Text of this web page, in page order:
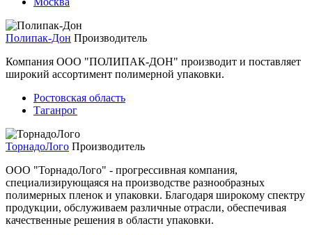
Полипак-Дон Производитель
Компания ООО "ПОЛИПАК-ДОН" производит и поставляет
широкий ассортимент полимерной упаковки.
Ростовская область
Таганрог
ТорнадоЛого Производитель
ООО "ТорнадоЛого" - прогрессивная компания,
специализирующаяся на производстве разнообразных
полимерных пленок и упаковки. Благодаря широкому спектру
продукции, обслуживаем различные отрасли, обеспечивая
качественные решения в области упаковки.